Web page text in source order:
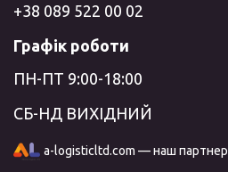
+38 089 522 00 02
Графік роботи
ПН-ПТ 9:00-18:00
СБ-НД ВИХІДНИЙ
a-logisticltd.com — наш партнер